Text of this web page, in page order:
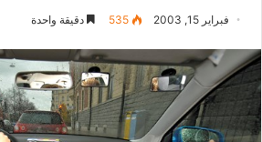
فبراير 15, 2003 535 دقيقة واحدة